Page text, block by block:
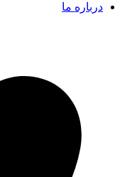
درباره ما